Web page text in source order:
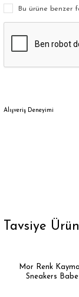
Bu ürüne benzer
Alışveriş Deneyimi
Tavsiye
Mor Renk
Sneakers